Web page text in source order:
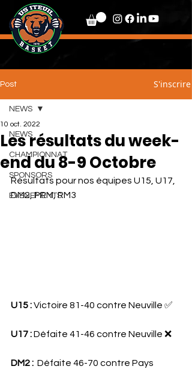
Post S'inscrire
NEWS
CHAMPIONNAT
SPONSORS
EVENEMENTS
NEWS
Les résultats du week-
end du 8-9 Octobre
10 oct. 2022
Résultats pour nos équipes U15, U17,
DM2, PRM, RM3
U15 : Victoire 81-40 contre Neuville ✅
U17 : Défaite 41-46 contre Neuville ❌
DM2 :
  Défaite 46-70 contre Pays